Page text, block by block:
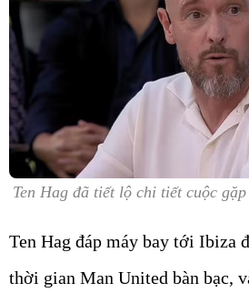
Ten Hag đã tiết lộ chi tiết cuộc
Ten Hag đáp máy bay tới Ibiza
thời gian Man United bàn bạc,